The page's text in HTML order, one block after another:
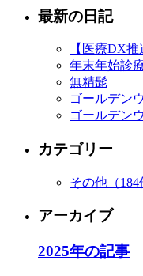
最新の日記
【医療DX
年末年始診
無精髭
ゴールデン
ゴールデン
カテゴリー
その他 （184
アーカイブ
2025年の記事